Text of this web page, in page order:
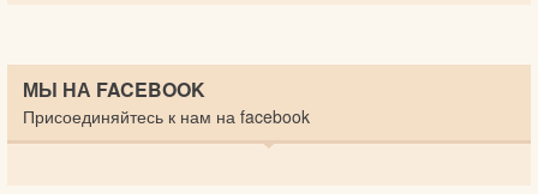
МЫ НА FACEBOOK
Присоединяйтесь к нам на facebook